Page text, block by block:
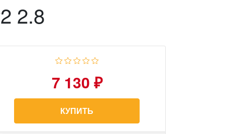
2.8
7 130 ₽
КУПИТЬ